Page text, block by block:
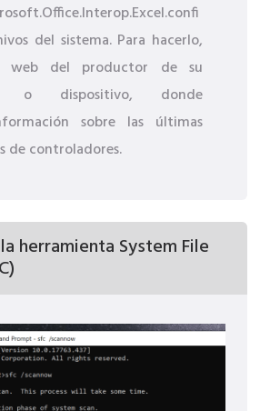
del sistema. Para hacerlo,
web del productor de su
o dispositivo, donde
sobre las últimas
de controladores.
herramienta System File